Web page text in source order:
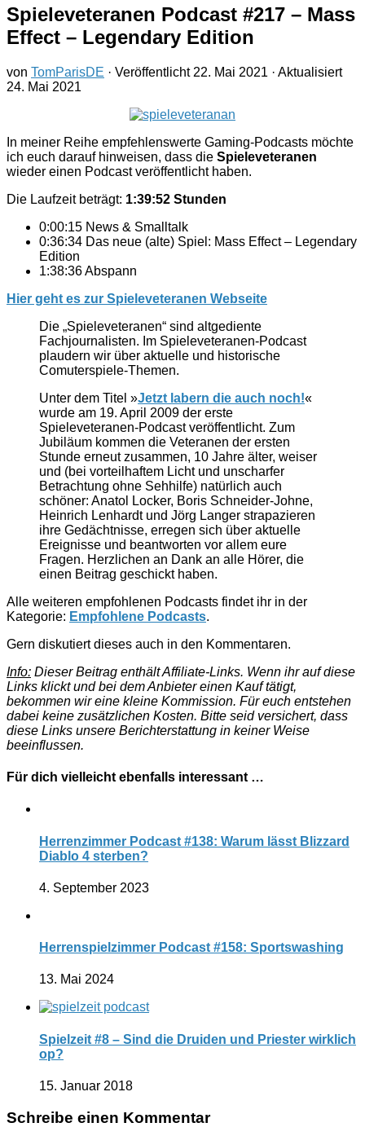
Spieleveteranen Podcast #217 – Mass
Effect – Legendary Edition
von TomParisDE · Veröffentlicht 22. Mai 2021 · Aktualisiert
24. Mai 2021
In meiner Reihe empfehlenswerte Gaming-Podcasts möchte
ich euch darauf hinweisen, dass die Spieleveteranen
wieder einen Podcast veröffentlicht haben.
Die Laufzeit beträgt: 1:39:52 Stunden
0:00:15 News & Smalltalk
0:36:34 Das neue (alte) Spiel: Mass Effect – Legendary
Edition
1:38:36 Abspann
Hier geht es zur Spieleveteranen Webseite
Die „Spieleveteranen“ sind altgediente
Fachjournalisten. Im Spieleveteranen-Podcast
plaudern wir über aktuelle und historische
Comuterspiele-Themen.
Unter dem Titel »Jetzt labern die auch noch!«
wurde am 19. April 2009 der erste
Spieleveteranen-Podcast veröffentlicht. Zum
Jubiläum kommen die Veteranen der ersten
Stunde erneut zusammen, 10 Jahre älter, weiser
und (bei vorteilhaftem Licht und unscharfer
Betrachtung ohne Sehhilfe) natürlich auch
schöner: Anatol Locker, Boris Schneider-Johne,
Heinrich Lenhardt und Jörg Langer strapazieren
ihre Gedächtnisse, erregen sich über aktuelle
Ereignisse und beantworten vor allem eure
Fragen. Herzlichen an Dank an alle Hörer, die
einen Beitrag geschickt haben.
Alle weiteren empfohlenen Podcasts findet ihr in der
Kategorie: Empfohlene Podcasts.
Gern diskutiert dieses auch in den Kommentaren.
Info: Dieser Beitrag enthält Affiliate-Links. Wenn ihr auf diese
Links klickt und bei dem Anbieter einen Kauf tätigt,
bekommen wir eine kleine Kommission. Für euch entstehen
dabei keine zusätzlichen Kosten. Bitte seid versichert, dass
diese Links unsere Berichterstattung in keiner Weise
beeinflussen.
Für dich vielleicht ebenfalls interessant …
Herrenzimmer Podcast #138: Warum lässt Blizzard
Diablo 4 sterben?
4. September 2023
Herrenspielzimmer Podcast #158: Sportswashing
13. Mai 2024
Spielzeit #8 – Sind die Druiden und Priester wirklich
op?
15. Januar 2018
Schreibe einen Kommentar